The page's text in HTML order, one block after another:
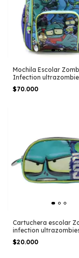
Mochila Escolar
Infection
$70.000
Cartuchera escolar
infection
zombiff
$20.000